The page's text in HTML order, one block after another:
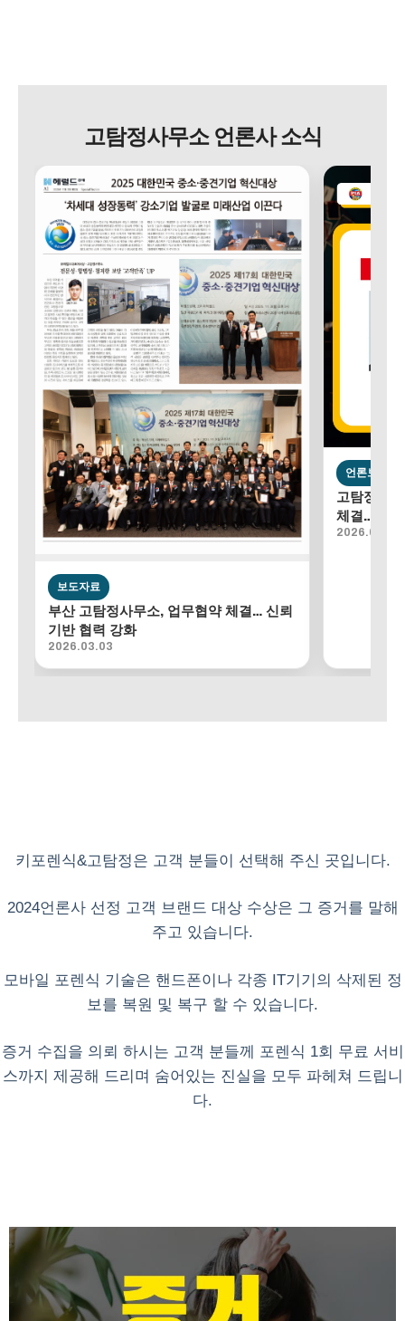
고탐정사무소 언론사 소식
보도자료
부산 고탐정사무소, 업무협약 체결… 신뢰
기반 협력 강화
2026.03.03
언론보도
고탐정사
체결…조사
2026.02.18
키포렌식&고탐정은 고객 분들이 선택해 주신 곳입니다.
2024언론사 선정 고객 브랜드 대상 수상은 그 증거를 말해
주고 있습니다.
모바일 포렌식 기술은 핸드폰이나 각종 IT기기의 삭제된 정
보를 복원 및 복구 할 수 있습니다.
증거 수집을 의뢰 하시는 고객 분들께 포렌식 1회 무료 서비
스까지 제공해 드리며 숨어있는 진실을 모두 파헤쳐 드립니
다.